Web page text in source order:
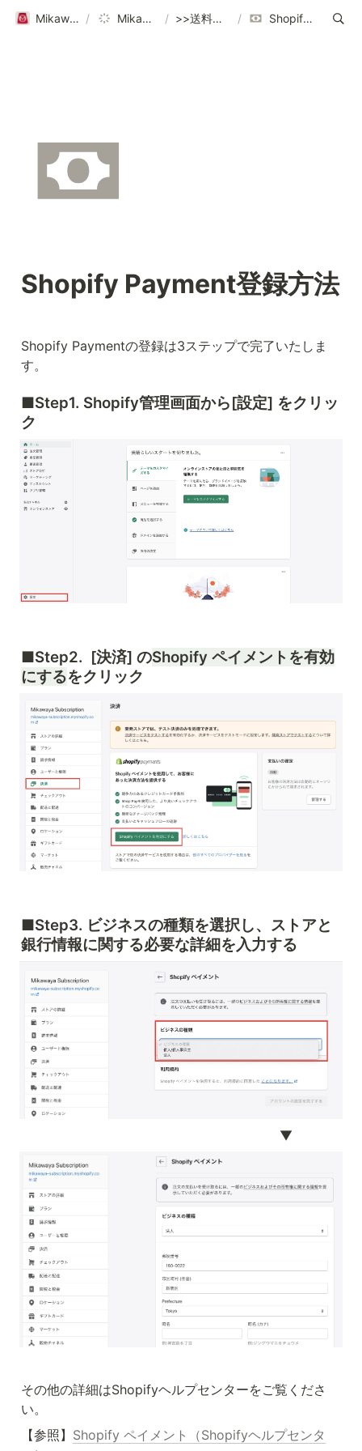
Mikawaya Subscriptionヘルプページ｜ご利用ガイド / Mikawaya Subscription / >>送料設定/ポリシー設定はこちら / Shopify Payment登録方法
Shopify Payment登録方法
Shopify Paymentの登録は3ステップで完了いたしま
す。
■Step1. Shopify管理画面から[設定] をクリッ
ク
■Step2.  [決済] のShopify ペイメントを有効
にするをクリック
■Step3. ビジネスの種類を選択し、ストアと
銀行情報に関する必要な詳細を入力する
▼
その他の詳細はShopifyヘルプセンターをご覧くださ
い。
【参照】 Shopify ペイメント（Shopifyヘルプセンタ